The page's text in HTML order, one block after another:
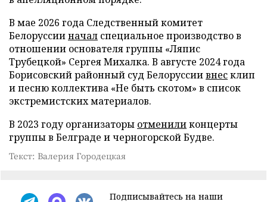
В мае 2026 года Следственный комитет
Белоруссииначал специальное производство в
отношении основателя группы «Ляпис
Трубецкой» Сергея Михалка. В августе 2024 года
Борисовский районный суд Белоруссиивнесклип
и песню коллектива «Не быть скотом» в список
экстремистских материалов.
В 2023 году организаторы отмениликонцерты
группы в Белграде и черногорской Будве.
Текст: Валерия Городецкая
Подписывайтесь на наши